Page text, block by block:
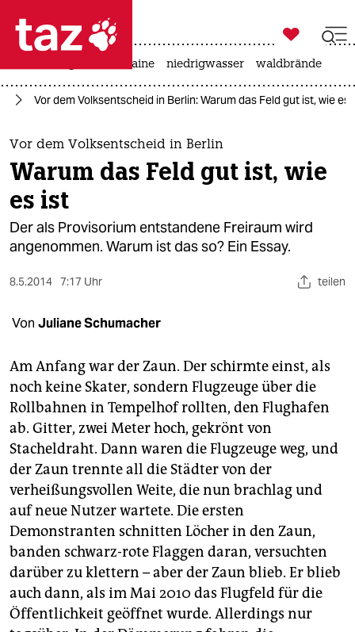
 taz zahl ich
taz zahl ich
themen
politik
öko
gesellschaft
kultur
sport
berlin
nord
wahrheit
verlag
verlag
veranstaltungen
shop
fragen & hilfe
unterstützen

taz zahl ich
krieg in der ukraine niedrigwasser waldbrände
Vor dem Volksentscheid in Berlin: Warum das Feld gut ist, wie es
Vor dem Volksentscheid in Berlin
Warum das Feld gut ist, wie
es ist
Der als Provisorium entstandene Freiraum wird
angenommen. Warum ist das so? Ein Essay.
8.5.2014 7:17 Uhr teilen
Von Juliane Schumacher
Am Anfang war der Zaun. Der schirmte einst, als
noch keine Skater, sondern Flugzeuge über die
Rollbahnen in Tempelhof rollten, den Flughafen
ab. Gitter, zwei Meter hoch, gekrönt von
Stacheldraht. Dann waren die Flugzeuge weg, und
der Zaun trennte all die Städter von der
verheißungsvollen Weite, die nun brachlag und
auf neue Nutzer wartete. Die ersten
Demonstranten schnitten Löcher in den Zaun,
banden schwarz-rote Flaggen daran, versuchten
darüber zu klettern – aber der Zaun blieb. Er blieb
auch dann, als im Mai 2010 das Flugfeld für die
Öffentlichkeit geöffnet wurde. Allerdings nur